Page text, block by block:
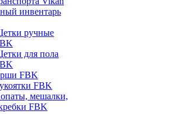
инвентарь
ручные
для пола
FBK
FBK
мешалки,
FBK